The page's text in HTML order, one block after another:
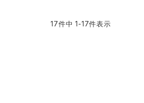
17件中 1 -17件表示